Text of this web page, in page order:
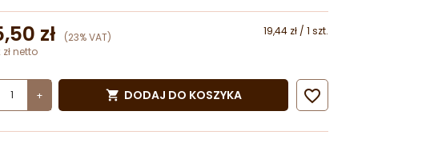
zł (23% VAT)
19,44 zł / 1 szt.
zł netto
+  DODAJ DO KOSZYKA 